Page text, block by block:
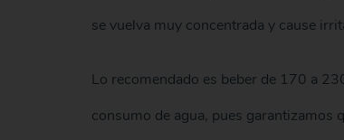
se vuelva muy concentrada y cause
Lo recomendado es beber de 170 a
consumo de agua, pues